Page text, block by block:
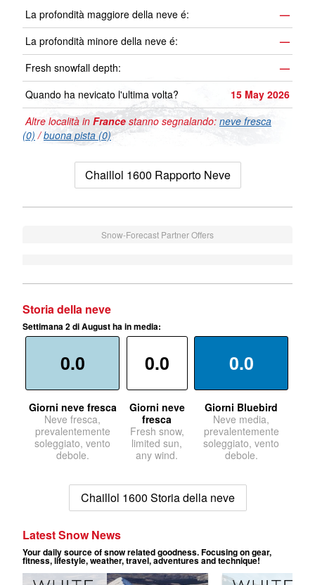
La profondità maggiore della neve é:
—
La profondità minore della neve é:
—
Fresh snowfall depth:
—
Quando ha nevicato l'ultima volta?
15 May 2026
Altre località in France stanno segnalando: neve fresca
(0) /buona pista (0)
Chaillol 1600 Rapporto Neve
Snow-Forecast Partner Offers
Storia della neve
Settimana 2 di August ha in media:
0.0
Giorni neve fresca
Neve fresca,
prevalentemente
soleggiato, vento
debole.
0.0
Giorni neve
fresca
Fresh snow,
limited sun,
any wind.
0.0
Giorni Bluebird
Neve media,
prevalentemente
soleggiato, vento
debole.
Chaillol 1600 Storia della neve